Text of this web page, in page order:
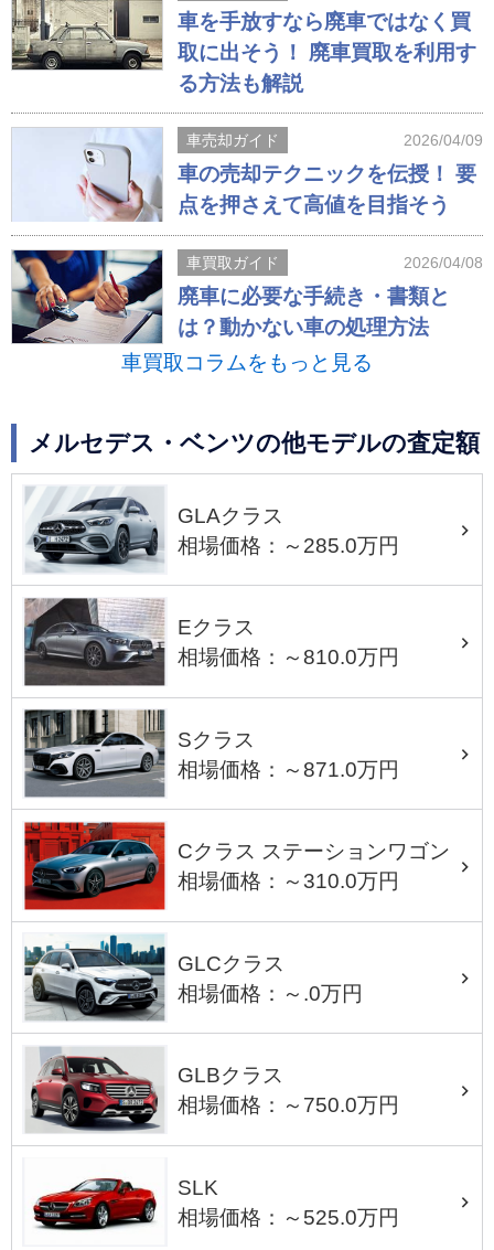
車を手放すなら廃車ではなく買
取に出そう！ 廃車買取を利用す
る方法も解説
車売却ガイド 2026/04/09
車の売却テクニックを伝授！ 要
点を押さえて高値を目指そう
車買取ガイド 2026/04/08
廃車に必要な手続き・書類と
は？動かない車の処理方法
車買取コラムをもっと見る
メルセデス・ベンツの他モデルの査定額
GLAクラス
相場価格：～285.0万円
Eクラス
相場価格：～810.0万円
Sクラス
相場価格：～871.0万円
Cクラス ステーションワゴン
相場価格：～310.0万円
GLCクラス
相場価格：～.0万円
GLBクラス
相場価格：～750.0万円
SLK
相場価格：～525.0万円